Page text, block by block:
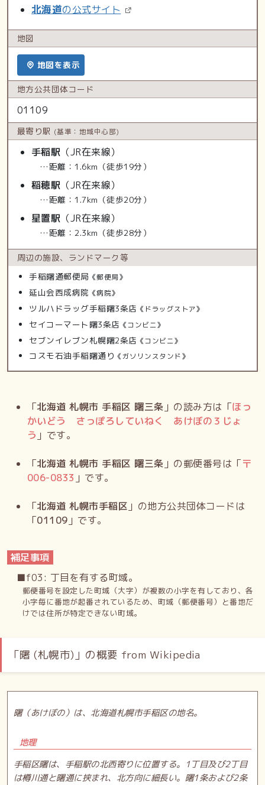
北海道の公式サイト
地図
地図を表示
地方公共団体コード
01109
最寄り駅 (基準：地域中心部)
手稲駅 （JR在来線）
…距離：1.6km（徒歩19分）
稲穂駅 （JR在来線）
…距離：1.7km（徒歩20分）
星置駅 （JR在来線）
…距離：2.3km（徒歩28分）
周辺の施設、 ランドマーク等
手稲曙通郵便局 《郵便局》
延山会西成病院 《病院》
ツルハドラッグ手稲曙3条店 《ドラッグストア》
セイコーマート曙3条店 《コンビニ》
セブンイレブン札幌曙2条店 《コンビニ》
コスモ石油手稲曙通り 《ガソリンスタンド》
「北海道 札幌市 手稲区 曙三条 」の読み方は「ほっ
かいどう さっぽろしていねく あけぼの３じょ
う 」です。
「北海道 札幌市 手稲区 曙三条 」の郵便番号は「〒
006-0833 」です。
「北海道 札幌市手稲区 」の地方公共団体コードは
「01109 」です。
補足事項
■f03: 丁目を有する町域。
郵便番号を設定した町域（大字）が複数の小字を有しており、各
小字毎に番地が起番されているため、町域（郵便番号）と番地だ
けでは住所が特定できない町域。
「曙 (札幌市)」の概要 from Wikipedia
曙（あけぼの）は、北海道札幌市手稲区の地名。
地理
手稲区曙は、手稲駅の北西寄りに位置する。1丁目及び2丁目
は樽川通と曙通に挟まれ、北方向に細長い。曙1条および2条